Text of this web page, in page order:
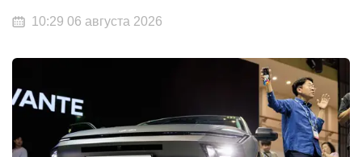
10:29 06 августа 2026